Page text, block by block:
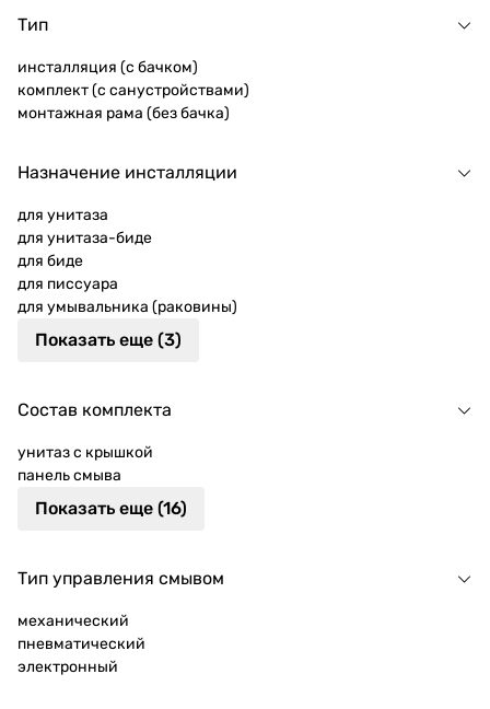
Тип
инсталляция (с бачком)
комплект (с санустройствами)
монтажная рама (без бачка)
Назначение инсталляции
для унитаза
для унитаза-биде
для биде
для писсуара
для умывальника (раковины)
Показать еще (3)
Состав комплекта
унитаз с крышкой
панель смыва
Показать еще (16)
Тип управления смывом
механический
пневматический
электронный